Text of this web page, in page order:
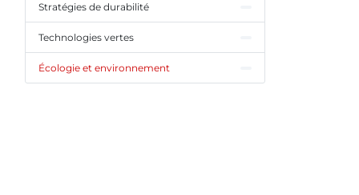
Stratégies de durabilité
Technologies vertes
Écologie et environnement